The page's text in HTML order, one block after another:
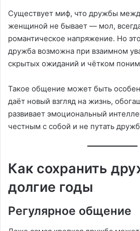
Существует миф, что дружбы
женщиной не бывает — мол,
романтическое напряжение. Но
дружба возможна при взаимном
скрытых ожиданий и чётком
Такое общение может быть
даёт новый взгляд на жизнь,
развивает эмоциональный
честным с собой и не путать
Как сохранить
долгие годы
Регулярное общение